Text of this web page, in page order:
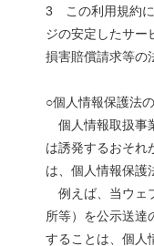
3 この利用規約に
ジの安定したサー
損害賠償請求等の
○個人情報保護法
個人情報取扱事
は誘発するおそれ
は、個人情報保護
例えば、当ウェ
所等）を公示送達
することは、個人